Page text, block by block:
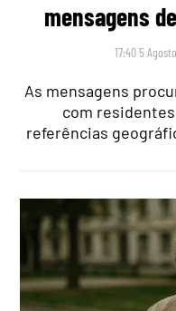
mensagens
17:40 5
As mensagens
com
referências